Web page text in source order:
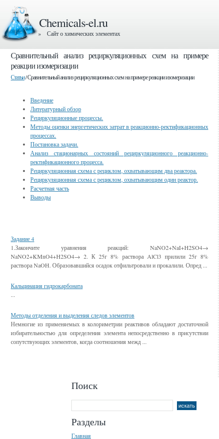
Chemicals-el.ru
» Сайт о химических элементах
Сравнительный анализ рециркуляционных схем на примере
реакции изомеризации
Статьи/ Сравнительный анализ рециркуляционных схем на примере реакции изомеризации
Введение
Литературный обзор
Рециркуляционные процессы.
Методы оценки энергетических затрат в реакционно-ректификационных
процессах.
Постановка задачи.
Анализ стационарных состояний рециркуляционного реакционно-
ректификационного процесса.
Рециркуляционная схема с рециклом, охватывающим два реактора.
Рециркуляционная схема с рециклом, охватывающим один реактор.
Расчетная часть
Выводы
Задание 4
1.Закончите уравнения реакций: NaNO2+NaI+H2SO4→
NaNO2+KMnO4+H2SO4→ 2. К 25г 8% раствора AlCl3 прилили 25г 8%
раствора NaOH. Образовавшийся осадок отфильтровали и прокалили. Опред ...
Кальцинация гидрокарбоната
...
Методы отделения и выделения следов элементов
Немногие из применяемых в колориметрии реактивов обладают достаточной
избирательностью для определения элемента непосредственно в присутствии
сопутствующих элементов, когда соотношения межд ...
Поиск
Разделы
Главная